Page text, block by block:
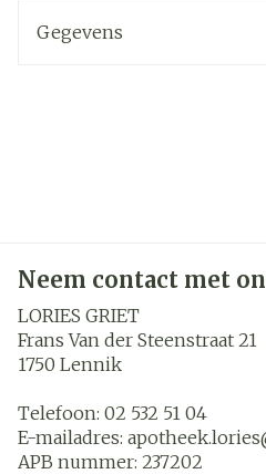
Gegevens
Neem contact met
LORIES GRIET
Frans Van der Steenstraat 21
1750 Lennik
Telefoon: 02 532 51 04
E-mailadres:
APB nummer: 237202